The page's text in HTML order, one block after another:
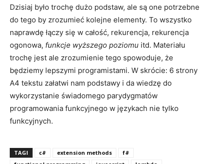
Dzisiaj było trochę dużo podstaw, ale są one potrzebne
do tego by zrozumieć kolejne elementy. To wszystko
naprawdę łączy się w całość, rekurencja, rekurencja
ogonowa, funkcje wyższego poziomu itd. Materiału
trochę jest ale zrozumienie tego spowoduje, że
będziemy lepszymi programistami. W skrócie: 6 strony
A4 tekstu załatwi nam podstawy i da wiedzę do
wykorzystanie świadomego parydygmatów
programowania funkcyjnego w językach nie tylko
funkcyjnych.
TAGI c# extension methods
f#